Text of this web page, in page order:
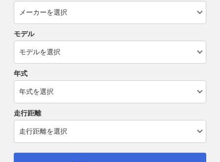
モデル
年式
走行距離